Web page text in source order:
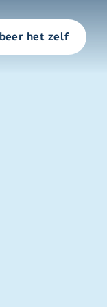
het zelf